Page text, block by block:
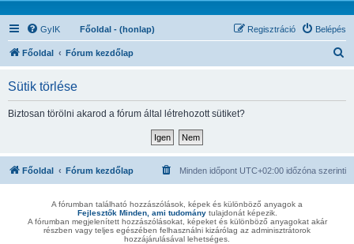
GyIK Főoldal - (honlap) Belépés
Regisztráció
Főoldal Fórum kezdőlap
s
Sütik törlése
Biztosan törölni akarod a fórum által létrehozott sütiket?
Főoldal Fórum kezdőlap Minden időpont UTC+02:00 időzóna szerinti
A fórumban található hozzászólások, képek és különböző anyagok a
Fejlesztők Minden, ami tudománytulajdonát képezik.
A fórumban megjelenített hozzászólásokat, képeket és különböző anyagokat akár
részben vagy teljes egészében felhasználni kizárólag az adminisztrátorok
hozzájárulásával lehetséges.